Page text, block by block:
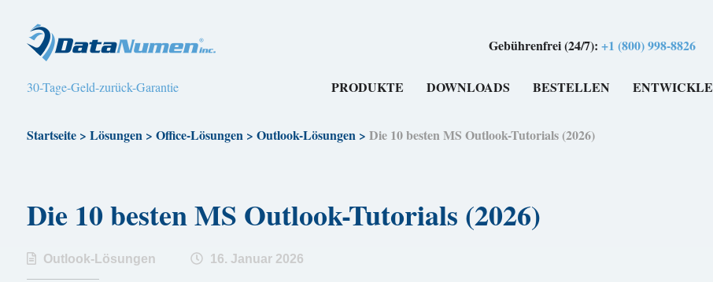
Gebührenfrei (24/7):+1 (800) 998-8826
30-Tage-Geld-zurück-Garantie PRODUKTE DOWNLOADS BESTELLEN
Startseite> Lösungen> Office-Lösungen> Outlook-Lösungen> Die 10 besten MS Outlook-Tutorials (2026)
Die 10 besten MS Outlook-Tutorials (2026)
Outlook-Lösungen 16. Januar 2026